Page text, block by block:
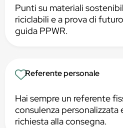
Punti su materiali
riciclabili e a prova di
guida PPWR.
Referente personale
Hai sempre un referente
consulenza personalizzata
richiesta alla consegna.